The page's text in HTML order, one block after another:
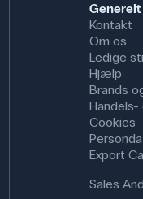
Generelt
Kontakt
Om os
Ledige
Hjælp
Brands
Cookies
Export
Sales